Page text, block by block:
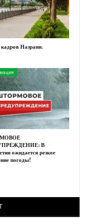
Назрани.
В
ожидается резкое
погоды!